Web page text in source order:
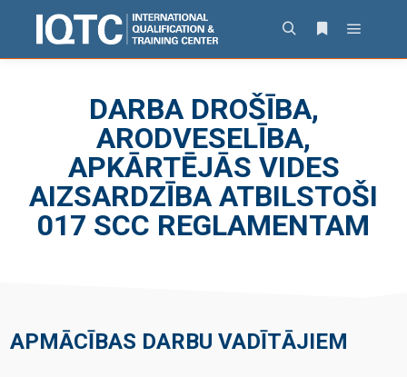
DARBA DROŠĪBA,
ARODVESELĪBA,
APKĀRTĒJĀS VIDES
AIZSARDZĪBA ATBILSTOŠI
017 SCC REGLAMENTAM
APMĀCĪBAS DARBU VADĪTĀJIEM